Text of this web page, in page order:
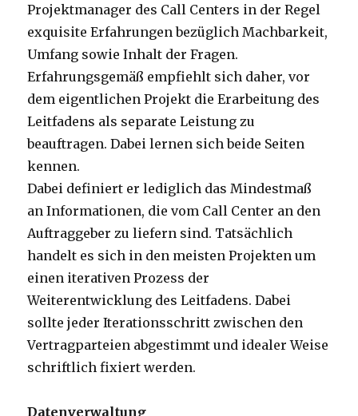
Projektmanager des Call Centers in der Regel
exquisite Erfahrungen bezüglich Machbarkeit,
Umfang sowie Inhalt der Fragen.
Erfahrungsgemäß empfiehlt sich daher, vor
dem eigentlichen Projekt die Erarbeitung des
Leitfadens als separate Leistung zu
beauftragen. Dabei lernen sich beide Seiten
kennen.
Dabei definiert er lediglich das Mindestmaß
an Informationen, die vom Call Center an den
Auftraggeber zu liefern sind. Tatsächlich
handelt es sich in den meisten Projekten um
einen iterativen Prozess der
Weiterentwicklung des Leitfadens. Dabei
sollte jeder Iterationsschritt zwischen den
Vertragparteien abgestimmt und idealer Weise
schriftlich fixiert werden.
Datenverwaltung